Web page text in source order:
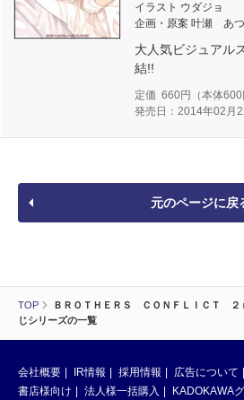
TOP
ＢＲＯＴＨＥＲＳ ＣＯＮＦＬＩＣＴ ２
じシリーズの一覧
イラスト ウダジョ
企画・原案 叶瀬 あ
大人気ビジュアル
結!!
定価 660円（本体600
発売日：2014年02月
元のページに戻
会社概要 IR情報 採用情報 広告について
書店様向け
法人様一括購入
KADOKAWA